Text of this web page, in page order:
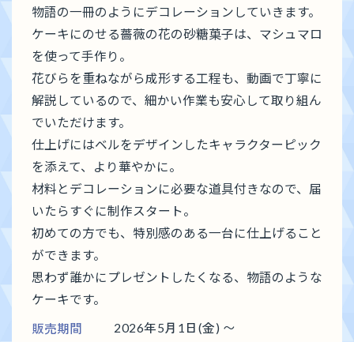
物語の一冊のようにデコレーションしていきます。
ケーキにのせる薔薇の花の砂糖菓子は、マシュマロ
を使って手作り。
花びらを重ねながら成形する工程も、動画で丁寧に
解説しているので、細かい作業も安心して取り組ん
でいただけます。
仕上げにはベルをデザインしたキャラクターピック
を添えて、より華やかに。
材料とデコレーションに必要な道具付きなので、届
いたらすぐに制作スタート。
初めての方でも、特別感のある一台に仕上げること
ができます。
思わず誰かにプレゼントしたくなる、物語のような
ケーキです。
販売期間
2026年5月1日(金) 〜